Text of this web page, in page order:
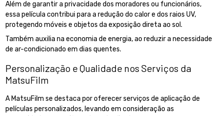
Além de garantir a privacidade dos moradores ou funcionários,
essa película contribui para a redução do calor e dos raios UV,
protegendo móveis e objetos da exposição direta ao sol.
Também auxilia na economia de energia, ao reduzir a necessidade
de ar-condicionado em dias quentes.
Personalização e Qualidade nos Serviços da
MatsuFilm
A MatsuFilm se destaca por oferecer serviços de aplicação de
películas personalizados, levando em consideração as